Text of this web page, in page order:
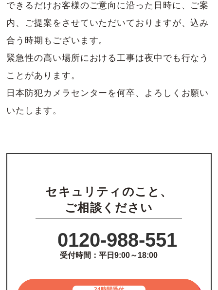
できるだけお客様のご意向に沿った日時に、ご案
内、ご提案をさせていただいておりますが、込み
合う時期もございます。
緊急性の高い場所における工事は夜中でも行なう
ことがあります。
日本防犯カメラセンターを何卒、よろしくお願い
いたします。
セキュリティのこと、
ご相談ください
0120-988-551
受付時間：平日9:00～18:00